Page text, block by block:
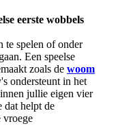
eerste wobbels
te spelen of onder
Een speelse
zoals de woom
ondersteunt in het
jullie eigen vier
dat helpt de
vroege